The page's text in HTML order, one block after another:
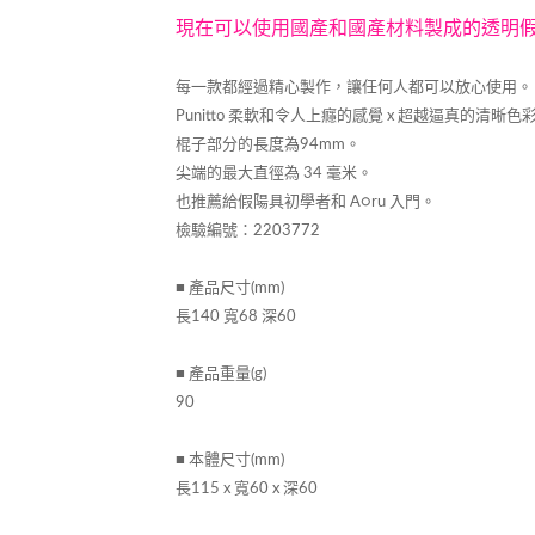
現在可以使用國產和國產材料製成的透明
每一款都經過精心製作，讓任何人都可以放心使用。
Punitto 柔軟和令人上癮的感覺 x 超越逼真的清晰色
棍子部分的長度為94mm。
尖端的最大直徑為 34 毫米。
也推薦給假陽具初學者和 A○ru 入門。
檢驗編號：2203772
■ 產品尺寸(mm)
長140 寬68 深60
■ 產品重量(g)
90
■ 本體尺寸(mm)
長115 x 寬60 x 深60